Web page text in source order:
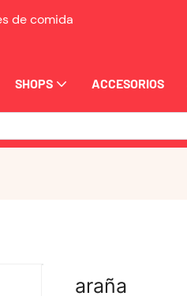
de comida
SHOPS ACCESORIOS
araña